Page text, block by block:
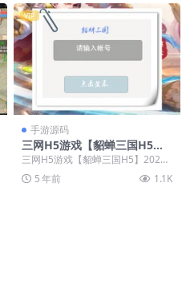
VIP
手游源码
三网H5游戏【貂蝉三国H5】2
021整理Linux手工服务端+G
M授权后台【站长亲测】
三网H5游戏【貂蝉三国H5】2021
整理Linux手工服务端+GM授权后台
【站长...
5 年前 1.1K